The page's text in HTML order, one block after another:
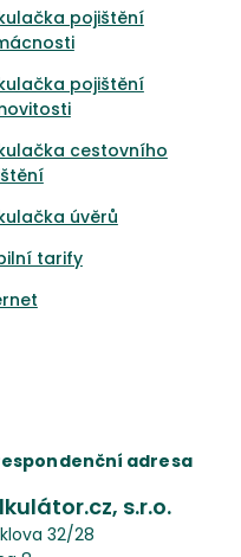
pojištění
pojištění
cestovního
úvěrů
tarify
adresa
s.r.o.
32/28